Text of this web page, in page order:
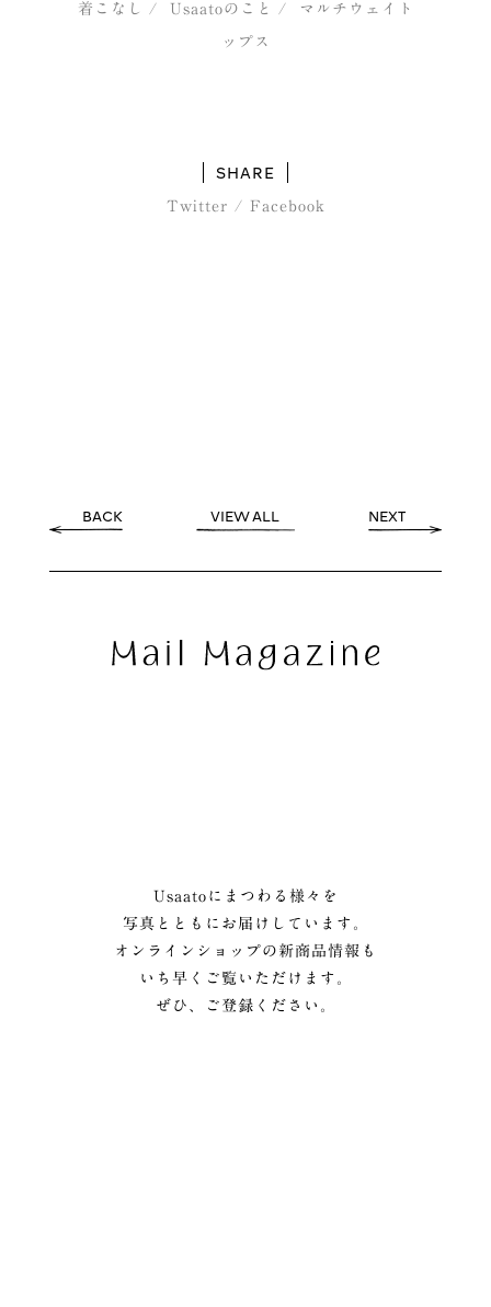
着こなし Usaatoのこと マルチウェイト
ップス
SHARE
Twitter / Facebook
BACK VIEW ALL NEXT
Usaatoにまつわる様々を
写真とともにお届けしています。
オンラインショップの新商品情報も
いち早くご覧いただけます。
ぜひ、ご登録ください。